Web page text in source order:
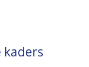
kaders